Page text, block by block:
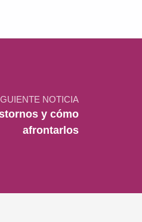
NOTICIA
y cómo
afrontarlos